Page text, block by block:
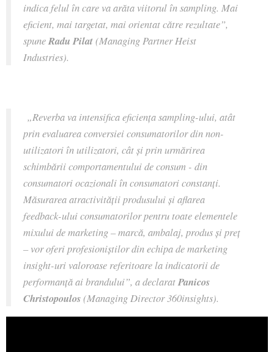
indica felul în care va arăta viitorul în sampling. Mai
eficient, mai targetat, mai orientat către rezultate”,
spuneRadu Pilat(Managing Partner Heist
Industries).
„Reverba va intensifica eficiența sampling-ului, atât
prin evaluarea conversiei consumatorilor din non-
utilizatori în utilizatori, cât și prin urmărirea
schimbării comportamentului de consum - din
consumatori ocazionali în consumatori constanți.
Măsurarea atractivității produsului și aflarea
feedback-ului consumatorilor pentru toate elementele
mixului de marketing – marcă, ambalaj, produs și preț
– vor oferi profesioniștilor din echipa de marketing
insight-uri valoroase referitoare la indicatorii de
performanță ai brandului”, a declaratPanicos
Christopoulos(Managing Director 360insights).